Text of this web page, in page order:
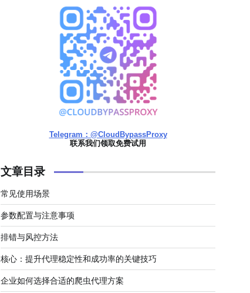
Telegram：@CloudBypassProxy
联系我们领取免费试用
文章目录
常见使用场景
参数配置与注意事项
排错与风控方法
核心：提升代理稳定性和成功率的关键技巧
企业如何选择合适的爬虫代理方案